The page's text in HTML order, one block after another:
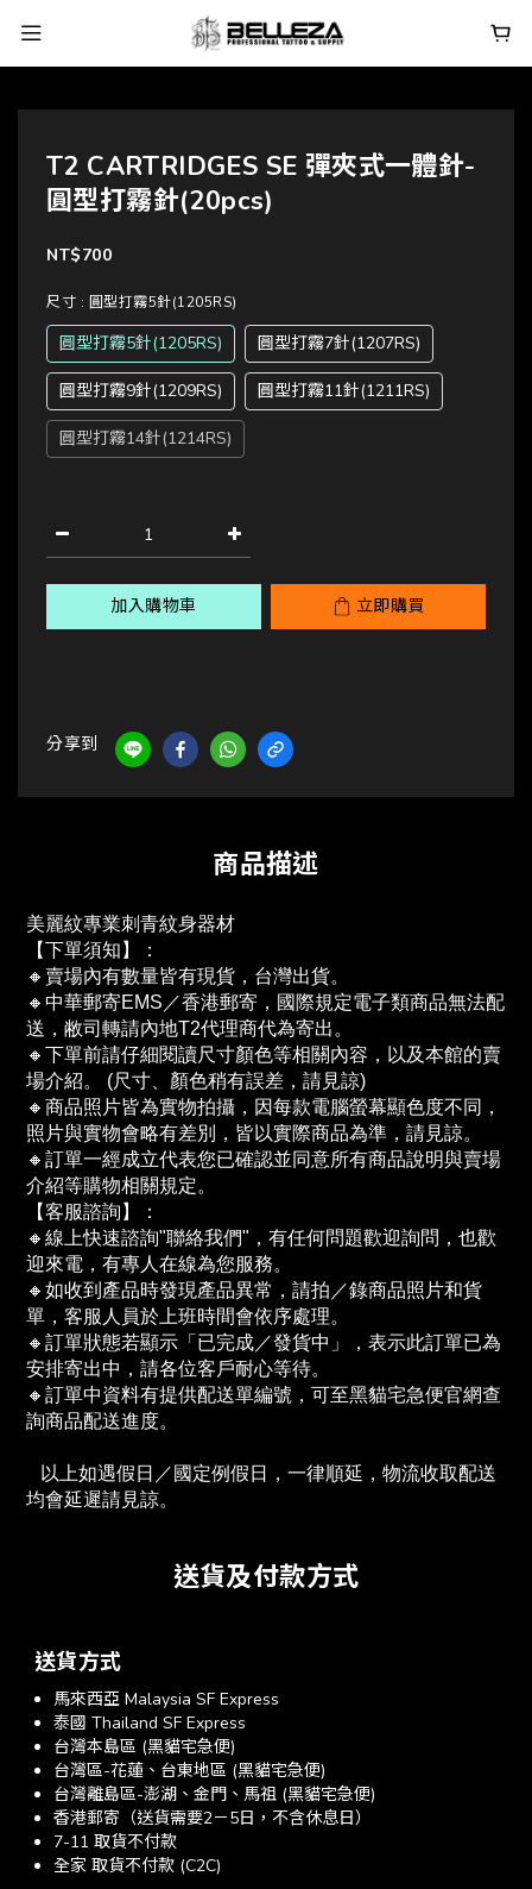
T2 CARTRIDGES SE 彈夾式一體針-
圓型打霧針(20pcs)
NT$700
尺寸 : 圓型打霧5針(1205RS)
圓型打霧5針(1205RS) 圓型打霧7針(1207RS)
圓型打霧9針(1209RS) 圓型打霧11針(1211RS)
圓型打霧14針(1214RS)
加入購物車 立即購買
分享到
商品描述
美麗紋專業刺青紋身器材
【下單須知】：
🔸賣場內有數量皆有現貨，台灣出貨。
🔸中華郵寄EMS／香港郵寄，國際規定電子類商品無法配
送，敝司轉請內地T2代理商代為寄出。
🔸下單前請仔細閱讀尺寸顏色等相關內容，以及本館的賣
場介紹。 (尺寸、顏色稍有誤差，請見諒)
🔸商品照片皆為實物拍攝，因每款電腦螢幕顯色度不同，
照片與實物會略有差別，皆以實際商品為準，請見諒。
🔸訂單一經成立代表您已確認並同意所有商品說明與賣場
介紹等購物相關規定。
【客服諮詢】：
🔸線上快速諮詢"聯絡我們"，有任何問題歡迎詢問，也歡
迎來電，有專人在線為您服務。
🔸如收到產品時發現產品異常，請拍／錄商品照片和貨
單，客服人員於上班時間會依序處理。
🔸訂單狀態若顯示「已完成／發貨中」，表示此訂單已為
安排寄出中，請各位客戶耐心等待。
🔸訂單中資料有提供配送單編號，可至黑貓宅急便官網查
詢商品配送進度。
均會延遲請見諒。
送貨及付款方式
送貨方式
馬來西亞 Malaysia SF Express
泰國 Thailand SF Express
台灣本島區 (黑貓宅急便)
台灣區-花蓮、台東地區 (黑貓宅急便)
台灣離島區-澎湖、金門、馬祖 (黑貓宅急便)
香港郵寄（送貨需要2－5日，不含休息日）
7-11 取貨不付款
全家 取貨不付款 (C2C)